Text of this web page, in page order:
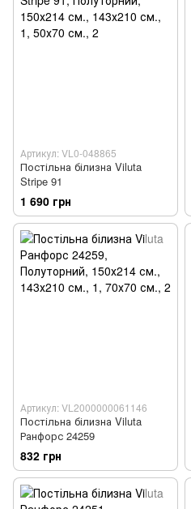
Артикул: VL0-048865
Постільна білизна Viluta
Stripe 91
1 690 грн
Артикул: VL2000000061146
Постільна білизна Viluta
Ранфорс 24259
832 грн